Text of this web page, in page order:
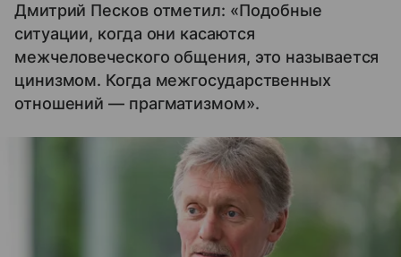
Дмитрий Песков отметил: «Подобные
ситуации, когда они касаются
межчеловеческого общения, это называется
цинизмом. Когда межгосударственных
отношений — прагматизмом».